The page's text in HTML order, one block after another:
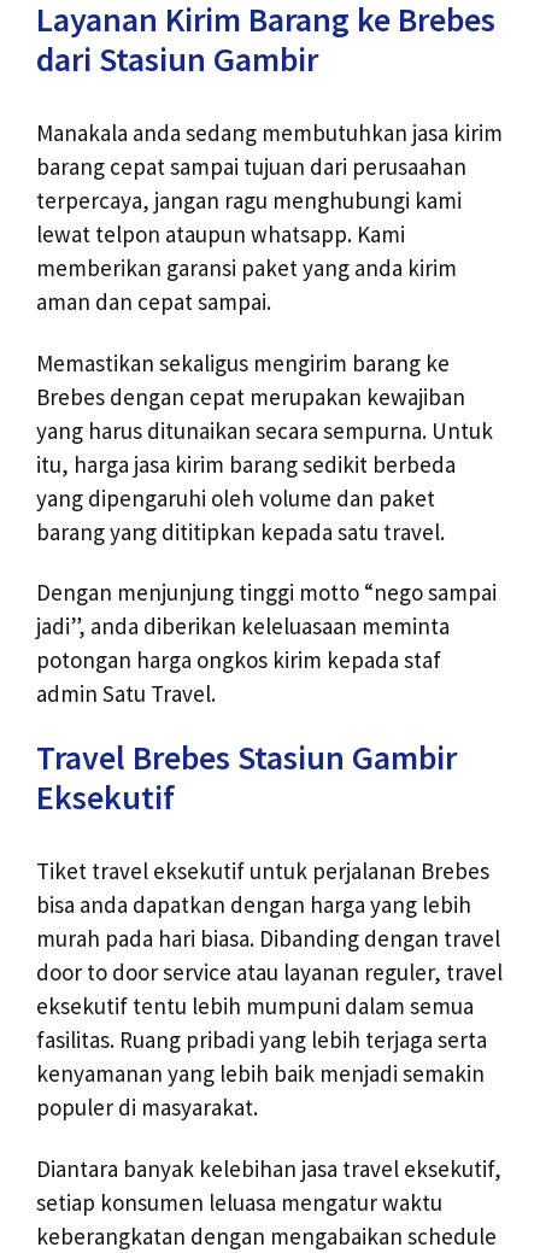
Layanan Kirim Barang ke Brebes
dari Stasiun Gambir
Manakala anda sedang membutuhkan jasa kirim
barang cepat sampai tujuan dari perusaahan
terpercaya, jangan ragu menghubungi kami
lewat telpon ataupun whatsapp. Kami
memberikan garansi paket yang anda kirim
aman dan cepat sampai.
Memastikan sekaligus mengirim barang ke
Brebes dengan cepat merupakan kewajiban
yang harus ditunaikan secara sempurna. Untuk
itu, harga jasa kirim barang sedikit berbeda
yang dipengaruhi oleh volume dan paket
barang yang dititipkan kepada satu travel.
Dengan menjunjung tinggi motto “nego sampai
jadi”, anda diberikan keleluasaan meminta
potongan harga ongkos kirim kepada staf
admin Satu Travel.
Travel Brebes Stasiun Gambir
Eksekutif
Tiket travel eksekutif untuk perjalanan Brebes
bisa anda dapatkan dengan harga yang lebih
murah pada hari biasa. Dibanding dengan travel
door to door service atau layanan reguler, travel
eksekutif tentu lebih mumpuni dalam semua
fasilitas. Ruang pribadi yang lebih terjaga serta
kenyamanan yang lebih baik menjadi semakin
populer di masyarakat.
Diantara banyak kelebihan jasa travel eksekutif,
setiap konsumen leluasa mengatur waktu
keberangkatan dengan mengabaikan schedule